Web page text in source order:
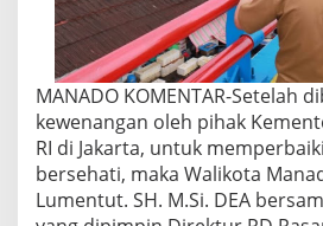
MANADO KOMENTAR-Setelah
kewenangan oleh pihak
RI di Jakarta, untuk
bersehati, maka Walikota
Lumentut. SH. M.Si. DEA